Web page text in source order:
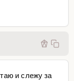
и слежу за